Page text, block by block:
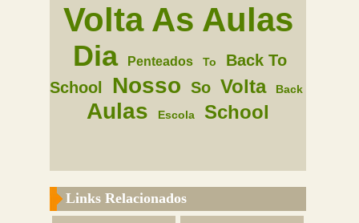
Volta As Aulas
Dia Penteados To
Back To
School
Nosso So Volta Back
Aulas Escola School
Links Relacionados